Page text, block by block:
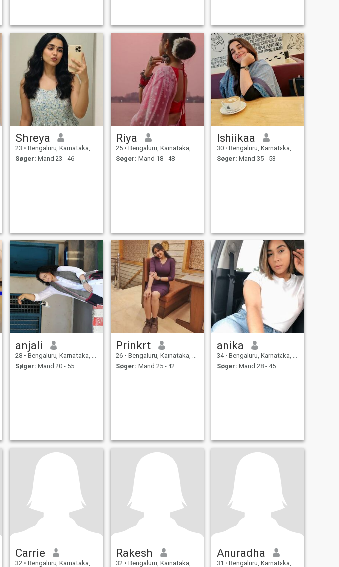
Shreya
23 • Bengaluru, Karnataka, Indien
Søger: Mand 23 - 46
Riya
25 • Bengaluru, Karnataka, Indien
Søger: Mand 18 - 48
Ishiikaa
30 • Bengaluru, Karnataka, Indien
Søger: Mand 35 - 53
anjali
28 • Bengaluru, Karnataka, Indien
Søger: Mand 20 - 55
Prinkrt
26 • Bengaluru, Karnataka, Indien
Søger: Mand 25 - 42
anika
34 • Bengaluru, Karnataka, Indien
Søger: Mand 28 - 45
Carrie
32 • Bengaluru, Karnataka, Indien
Rakesh
32 • Bengaluru, Karnataka, Indien
Anuradha
31 • Bengaluru, Karnataka, Indien